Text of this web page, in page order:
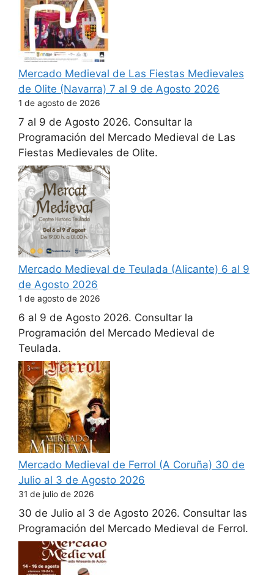
Mercado Medieval de Las Fiestas Medievales
de Olite (Navarra) 7 al 9 de Agosto 2026
1 de agosto de 2026
7 al 9 de Agosto 2026. Consultar la
Programación del Mercado Medieval de Las
Fiestas Medievales de Olite.
Mercado Medieval de Teulada (Alicante) 6 al 9
de Agosto 2026
1 de agosto de 2026
6 al 9 de Agosto 2026. Consultar la
Programación del Mercado Medieval de
Teulada.
Mercado Medieval de Ferrol (A Coruña) 30 de
Julio al 3 de Agosto 2026
31 de julio de 2026
30 de Julio al 3 de Agosto 2026. Consultar las
Programación del Mercado Medieval de Ferrol.